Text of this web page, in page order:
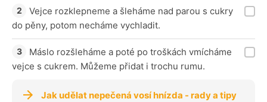
Vejce rozklepneme a šleháme nad parou s cukry
do pěny, potom necháme vychladit.
Máslo rozšleháme a poté po troškách vmícháme
vejce s cukrem. Můžeme přidat i trochu rumu.
Jak udělat nepečená vosí hnízda - rady a tipy